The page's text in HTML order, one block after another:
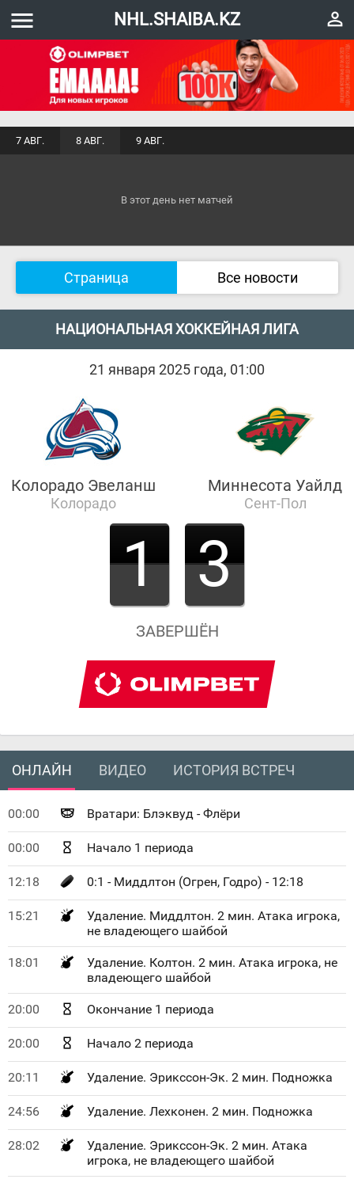
menu NHL.SHAIBA.KZ perm_identity
7 АВГ. 8 АВГ. 9 АВГ.
В этот день нет матчей
Страница Все новости
НАЦИОНАЛЬНАЯ ХОККЕЙНАЯ ЛИГА
21 января 2025 года, 01:00
Колорадо Эвеланш
Колорадо
1 3
ЗАВЕРШЁН
Миннесота Уайлд
Сент-Пол
ОНЛАЙН ВИДЕО ИСТОРИЯ ВСТРЕЧ
00:00 Вратари: Блэквуд - Флёри
00:00 Начало 1 периода
12:18 0:1 - Миддлтон (Огрен, Годро) - 12:18
15:21
Удаление. Миддлтон. 2 мин. Атака игрока,
не владеющего шайбой
18:01
Удаление. Колтон. 2 мин. Атака игрока, не
владеющего шайбой
20:00 Окончание 1 периода
20:00 Начало 2 периода
20:11 Удаление. Эрикссон-Эк. 2 мин. Подножка
24:56 Удаление. Лехконен. 2 мин. Подножка
28:02
Удаление. Эрикссон-Эк. 2 мин. Атака
игрока, не владеющего шайбой